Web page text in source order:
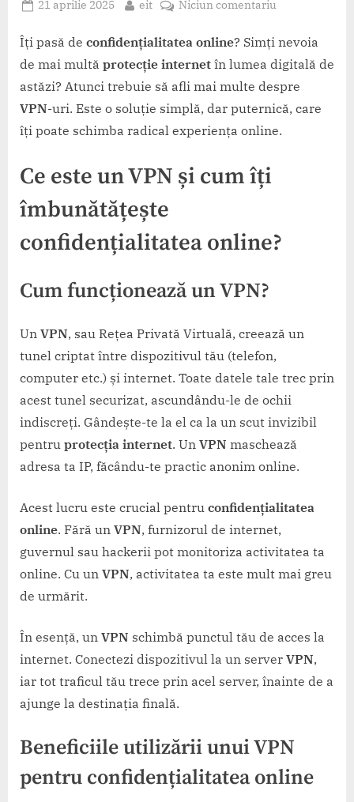
Posted
21 aprilie 2025 By
eit Niciun comentariu
funcționează
un
și
de
ce
în
Îți pasă de confidențialitatea online? Simți nevoia
de mai multă protecție internet în lumea digitală de
astăzi? Atunci trebuie să afli mai multe despre
VPN-uri. Este o soluție simplă, dar puternică, care
îți poate schimba radical experiența online.
Ce este un VPN și cum îți
îmbunătățește
confidențialitatea online?
Cum funcționează un VPN?
Un VPN, sau Rețea Privată Virtuală, creează un
tunel criptat între dispozitivul tău (telefon,
computer etc.) și internet. Toate datele tale trec prin
acest tunel securizat, ascundându-le de ochii
indiscreți. Gândește-te la el ca la un scut invizibil
pentru protecția internet. Un VPN maschează
adresa ta IP, făcându-te practic anonim online.
Acest lucru este crucial pentru confidențialitatea
online. Fără un VPN, furnizorul de internet,
guvernul sau hackerii pot monitoriza activitatea ta
online. Cu un VPN, activitatea ta este mult mai greu
de urmărit.
În esență, un VPN schimbă punctul tău de acces la
internet. Conectezi dispozitivul la un server VPN,
iar tot traficul tău trece prin acel server, înainte de a
ajunge la destinația finală.
Beneficiile utilizării unui VPN
pentru confidențialitatea online